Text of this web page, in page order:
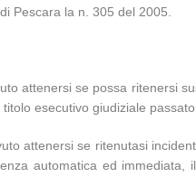
Pescara la n. 305 del 2005.
attenersi se possa ritenersi
esecutivo giudiziale passato
attenersi se ritenutasi
automatica ed